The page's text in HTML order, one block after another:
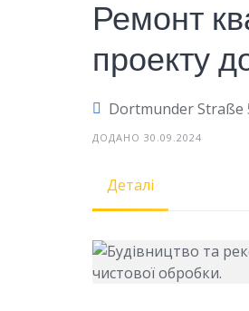
Ремонт
проекту
Dortmunder Straße
ДОДАНО 30.09.2024
Деталі